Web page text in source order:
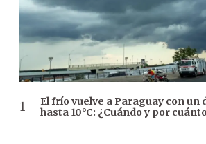
El frío vuelve a Paraguay con un
hasta 10°C: ¿Cuándo y por